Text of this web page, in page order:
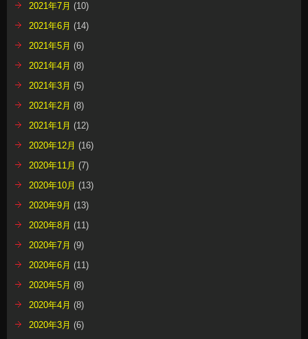
2021年7月 (10)
2021年6月 (14)
2021年5月 (6)
2021年4月 (8)
2021年3月 (5)
2021年2月 (8)
2021年1月 (12)
2020年12月 (16)
2020年11月 (7)
2020年10月 (13)
2020年9月 (13)
2020年8月 (11)
2020年7月 (9)
2020年6月 (11)
2020年5月 (8)
2020年4月 (8)
2020年3月 (6)